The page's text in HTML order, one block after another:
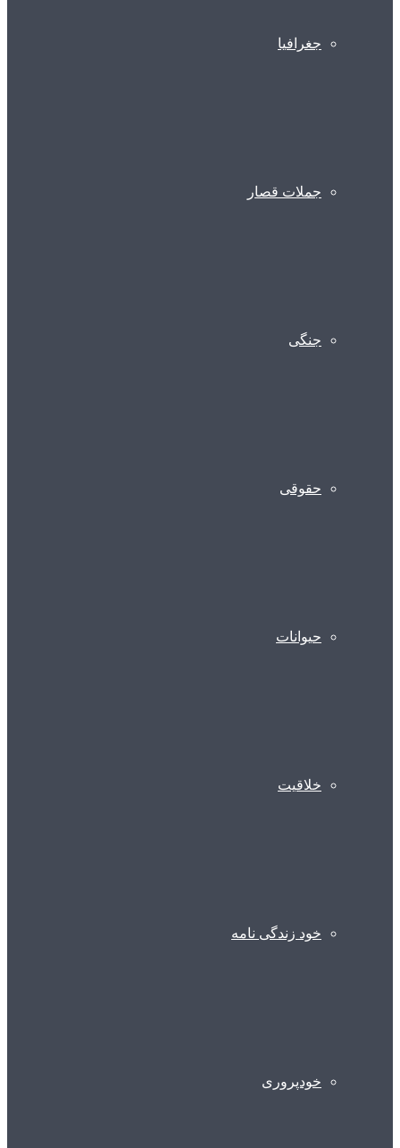
جغرافیا
جملات قصار
جنگی
حقوقی
حیوانات
خلاقیت
خود زندگی نامه
خودپروری